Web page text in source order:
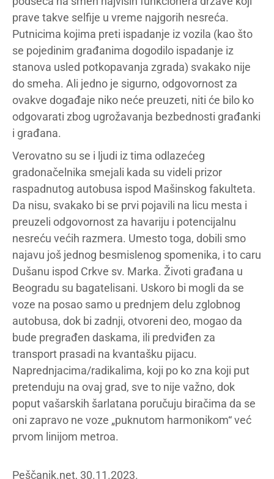
prave takve selfije u vreme najgorih nesreća.
Putnicima kojima preti ispadanje iz vozila (kao što
se pojedinim građanima dogodilo ispadanje iz
stanova usled potkopavanja zgrada) svakako nije
do smeha. Ali jedno je sigurno, odgovornost za
ovakve događaje niko neće preuzeti, niti će bilo ko
odgovarati zbog ugrožavanja bezbednosti građanki
i građana.
Verovatno su se i ljudi iz tima odlazećeg
gradonačelnika smejali kada su videli prizor
raspadnutog autobusa ispod Mašinskog fakulteta.
Da nisu, svakako bi se prvi pojavili na licu mesta i
preuzeli odgovornost za havariju i potencijalnu
nesreću većih razmera. Umesto toga, dobili smo
najavu još jednog besmislenog spomenika, i to caru
Dušanu ispod Crkve sv. Marka. Životi građana u
Beogradu su bagatelisani. Uskoro bi mogli da se
voze na posao samo u prednjem delu zglobnog
autobusa, dok bi zadnji, otvoreni deo, mogao da
bude pregrađen daskama, ili predviđen za
transport prasadi na kvantašku pijacu.
Naprednjacima/radikalima, koji po ko zna koji put
pretenduju na ovaj grad, sve to nije važno, dok
poput vašarskih šarlatana poručuju biračima da se
oni zapravo ne voze „puknutom harmonikom“ već
prvom linijom metroa.
Peščanik.net, 30.11.2023.